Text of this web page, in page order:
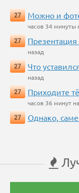
27 Можно и
часов 34 минуты
27
назад
27
Что
назад
27
Приходите
часов 36 минут
27
Однако,